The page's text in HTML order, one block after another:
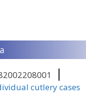
cutlery cases